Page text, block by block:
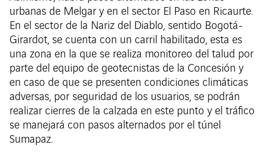
urbanas de Melgar y en el sector El Paso en Ricaurte.
En el sector de la Nariz del Diablo, sentido Bogotá-
Girardot, se cuenta con un carril habilitado, esta es
una zona en la que se realiza monitoreo del talud por
parte del equipo de geotecnistas de la Concesión y
en caso de que se presenten condiciones climáticas
adversas, por seguridad de los usuarios, se podrán
realizar cierres de la calzada en este punto y el tráfico
se manejará con pasos alternados por el túnel
Sumapaz.